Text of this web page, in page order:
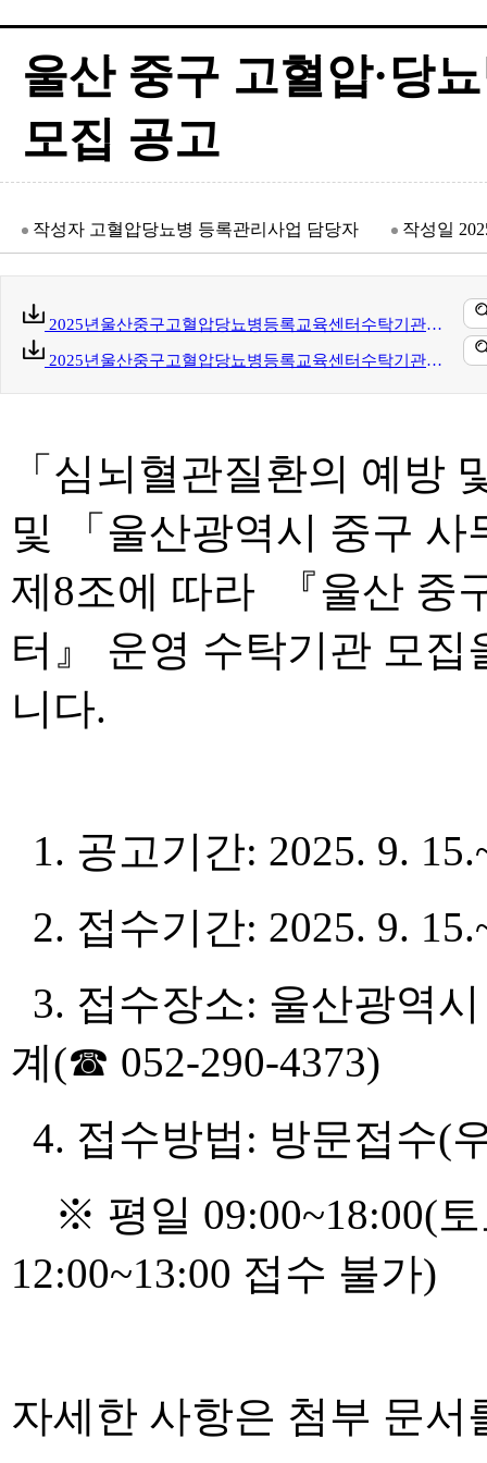
울산 중구 고혈압·당
모집 공고
작성자 고혈압당뇨병 등록관리사업 담당자 작성일
2025년울산중구고혈압당뇨병등록교육센터수탁기관모집공고문.hwp(88 kb)
2025년울산중구고혈압당뇨병등록교육센터수탁기관제안서작성안내및제출서식.hwp(73 kb)
「심뇌혈관질환의 예방
및 「울산광역시 중구
제8조에 따라 『울산 중
터』 운영 수탁기관 모
니다.
1. 공고기간: 2025. 9.
2. 접수기간: 2025. 9.
3. 접수장소: 울산광역
계(☎ 052-290-4373)
4. 접수방법: 방문접수(
※ 평일 09:00~18:00(​토
12:00~13:00 접수 불가​)
자세한 사항은 첨부 문